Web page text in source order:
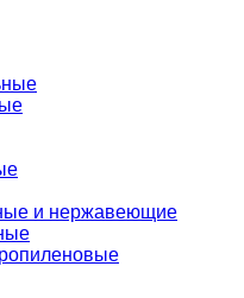
и нержавеющие